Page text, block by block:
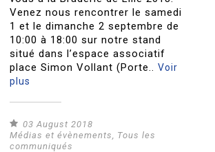
Venez nous rencontrer le samedi
1 et le dimanche 2 septembre de
10:00 à 18:00 sur notre stand
situé dans l’espace associatif
place Simon Vollant (Porte..Voir
plus
03 August 2018
Médias et évènements
Tous les
communiqués